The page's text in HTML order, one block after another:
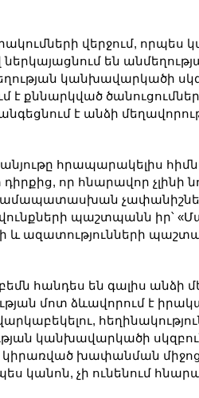
վերջում, որպես
են
կանխավարկածի
է քննարկված
է անձի
հրապարակելիս
որ հնարավոր չլինի
պաշտպանն իր՝
և ազատությունների
հանդես են գալիս անձի
մոտ ձևավորում է
կանխավարկածի
կիրառված խափանման
կանոն, չի ունենում